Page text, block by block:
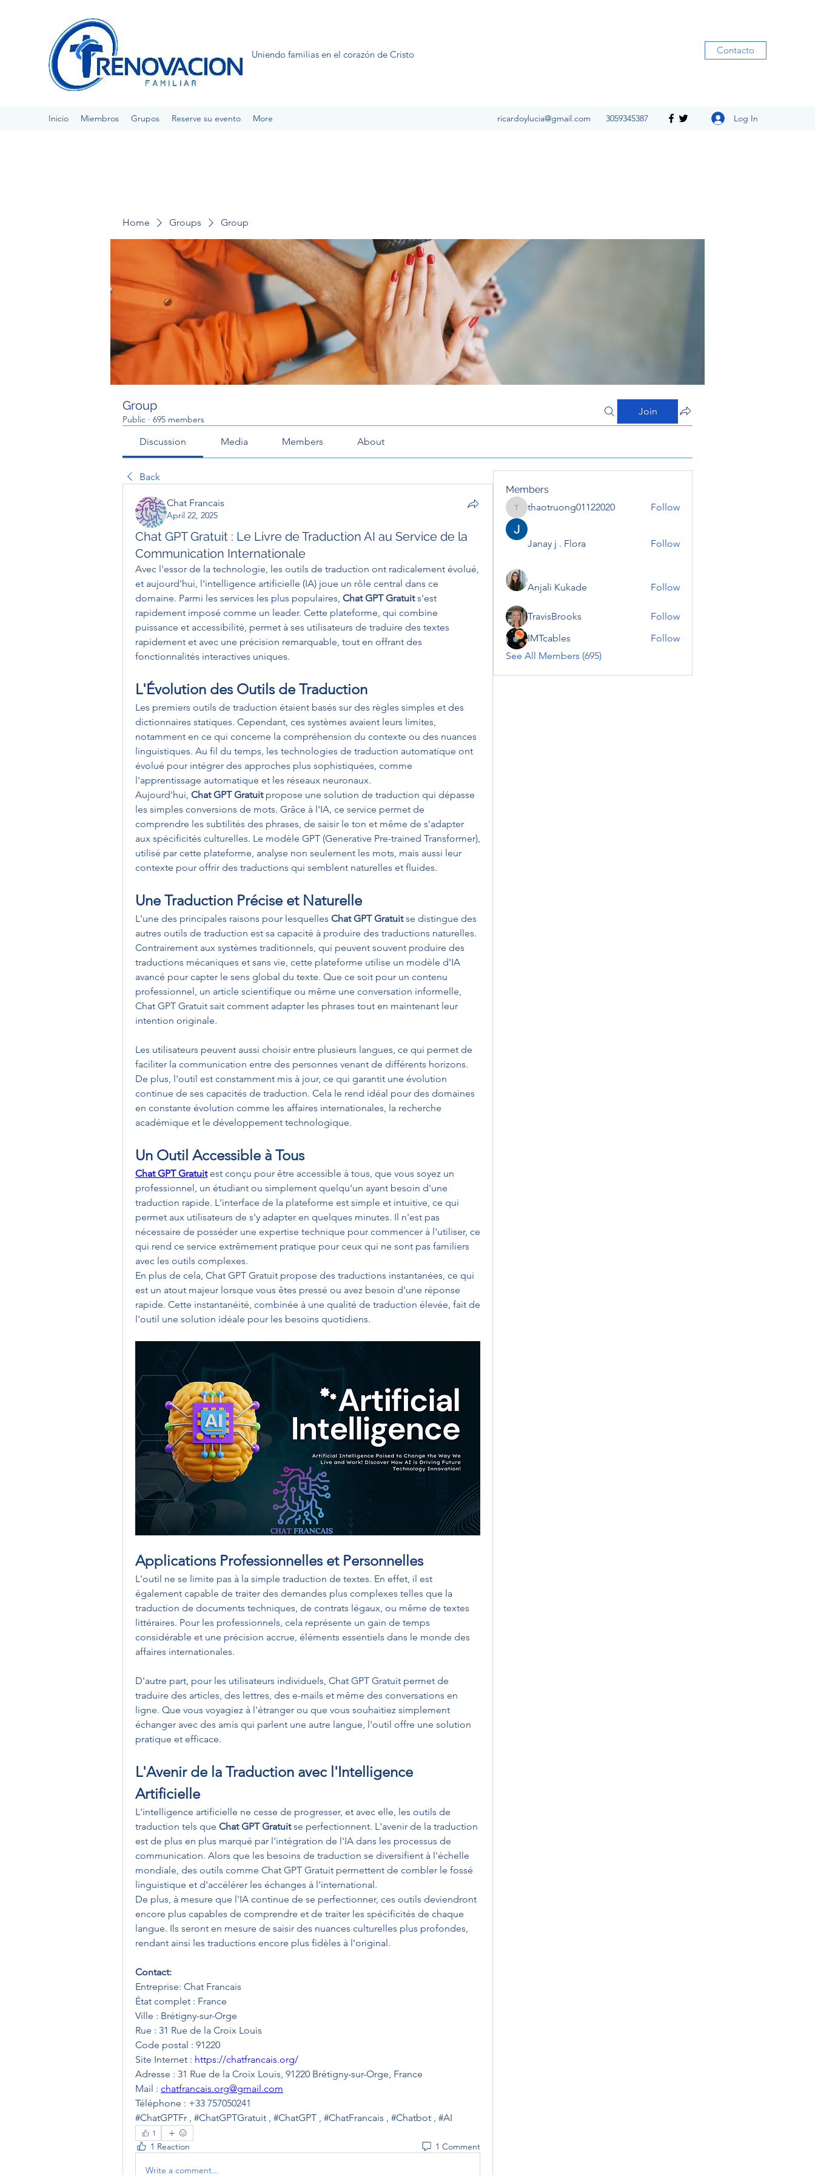
Uniendo familias en el corazón de Cristo Contacto
Inicio Miembros Grupos Reserve su evento More ricardoylucia@gmail.com 3059345387 Log In
Home Groups Group
Group
Public · 695 members
Join
Discussion Media Members About
Back
Chat Francais
April 22, 2025
Chat GPT Gratuit : Le Livre de Traduction AI au Service de la
Communication Internationale
Avec l'essor de la technologie, les outils de traduction ont radicalement évolué,
et aujourd'hui, l'intelligence artificielle (IA) joue un rôle central dans ce
domaine. Parmi les services les plus populaires, Chat GPT Gratuit s'est
rapidement imposé comme un leader. Cette plateforme, qui combine
puissance et accessibilité, permet à ses utilisateurs de traduire des textes
rapidement et avec une précision remarquable, tout en offrant des
fonctionnalités interactives uniques.
L'Évolution des Outils de Traduction
Les premiers outils de traduction étaient basés sur des règles simples et des
dictionnaires statiques. Cependant, ces systèmes avaient leurs limites,
notamment en ce qui concerne la compréhension du contexte ou des nuances
linguistiques. Au fil du temps, les technologies de traduction automatique ont
évolué pour intégrer des approches plus sophistiquées, comme
l'apprentissage automatique et les réseaux neuronaux.
Aujourd'hui, Chat GPT Gratuit propose une solution de traduction qui dépasse
les simples conversions de mots. Grâce à l'IA, ce service permet de
comprendre les subtilités des phrases, de saisir le ton et même de s'adapter
aux spécificités culturelles. Le modèle GPT (Generative Pre-trained Transformer),
utilisé par cette plateforme, analyse non seulement les mots, mais aussi leur
contexte pour offrir des traductions qui semblent naturelles et fluides.
Une Traduction Précise et Naturelle
L'une des principales raisons pour lesquelles Chat GPT Gratuit se distingue des
autres outils de traduction est sa capacité à produire des traductions naturelles.
Contrairement aux systèmes traditionnels, qui peuvent souvent produire des
traductions mécaniques et sans vie, cette plateforme utilise un modèle d'IA
avancé pour capter le sens global du texte. Que ce soit pour un contenu
professionnel, un article scientifique ou même une conversation informelle,
Chat GPT Gratuit sait comment adapter les phrases tout en maintenant leur
intention originale.
Les utilisateurs peuvent aussi choisir entre plusieurs langues, ce qui permet de
faciliter la communication entre des personnes venant de différents horizons.
De plus, l'outil est constamment mis à jour, ce qui garantit une évolution
continue de ses capacités de traduction. Cela le rend idéal pour des domaines
en constante évolution comme les affaires internationales, la recherche
académique et le développement technologique.
Un Outil Accessible à Tous
Chat GPT Gratuit est conçu pour être accessible à tous, que vous soyez un
professionnel, un étudiant ou simplement quelqu'un ayant besoin d'une
traduction rapide. L'interface de la plateforme est simple et intuitive, ce qui
permet aux utilisateurs de s'y adapter en quelques minutes. Il n'est pas
nécessaire de posséder une expertise technique pour commencer à l'utiliser, ce
qui rend ce service extrêmement pratique pour ceux qui ne sont pas familiers
avec les outils complexes.
En plus de cela, Chat GPT Gratuit propose des traductions instantanées, ce qui
est un atout majeur lorsque vous êtes pressé ou avez besoin d'une réponse
rapide. Cette instantanéité, combinée à une qualité de traduction élevée, fait de
l'outil une solution idéale pour les besoins quotidiens.
Applications Professionnelles et Personnelles
L'outil ne se limite pas à la simple traduction de textes. En effet, il est
également capable de traiter des demandes plus complexes telles que la
traduction de documents techniques, de contrats légaux, ou même de textes
littéraires. Pour les professionnels, cela représente un gain de temps
considérable et une précision accrue, éléments essentiels dans le monde des
affaires internationales.
D'autre part, pour les utilisateurs individuels, Chat GPT Gratuit permet de
traduire des articles, des lettres, des e-mails et même des conversations en
ligne. Que vous voyagiez à l'étranger ou que vous souhaitiez simplement
échanger avec des amis qui parlent une autre langue, l'outil offre une solution
pratique et efficace.
L'Avenir de la Traduction avec l'Intelligence
Artificielle
L'intelligence artificielle ne cesse de progresser, et avec elle, les outils de
traduction tels que Chat GPT Gratuit se perfectionnent. L'avenir de la traduction
est de plus en plus marqué par l'intégration de l'IA dans les processus de
communication. Alors que les besoins de traduction se diversifient à l'échelle
mondiale, des outils comme Chat GPT Gratuit permettent de combler le fossé
linguistique et d'accélérer les échanges à l'international.
De plus, à mesure que l'IA continue de se perfectionner, ces outils deviendront
encore plus capables de comprendre et de traiter les spécificités de chaque
langue. Ils seront en mesure de saisir des nuances culturelles plus profondes,
rendant ainsi les traductions encore plus fidèles à l'original.
Contact:
Entreprise: Chat Francais
État complet : France
Ville : Brétigny-sur-Orge
Rue : 31 Rue de la Croix Louis
Code postal : 91220
Site Internet : https://chatfrancais.org/
Adresse : 31 Rue de la Croix Louis, 91220 Brétigny-sur-Orge, France
Mail : chatfrancais.org@gmail.com
Téléphone : +33 757050241
#ChatGPTFr , #ChatGPTGratuit , #ChatGPT , #ChatFrancais , #Chatbot , #AI
1
1 Reaction 1 Comment
Write a comment...
Members
thaotruong01122020
thaotruong01122020 Follow
Janay j . Flora Follow
Anjali Kukade Follow
TravisBrooks
Follow
IMTcables
Follow
See All Members (695)